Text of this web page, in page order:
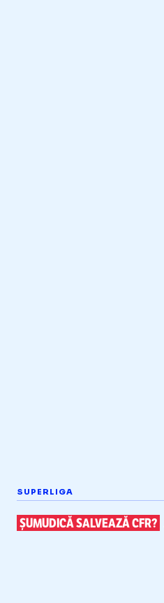
SUPERLIGA
ȘUMUDICĂ SALVEAZĂ CFR?